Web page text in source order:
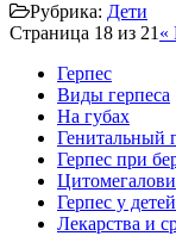
Рубрика: Дети
Страница 18 из 21 «
Герпес
Виды герпеса
На губах
Генитальный
Герпес при
Герпес у детей
Лекарства и